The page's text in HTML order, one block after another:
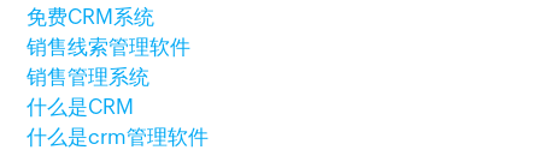
免费CRM系统
销售线索管理软件
销售管理系统
什么是CRM
什么是crm管理软件